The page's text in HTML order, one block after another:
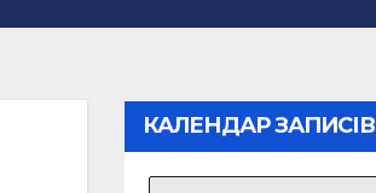
КАЛЕНДАР ЗАПИСІВ